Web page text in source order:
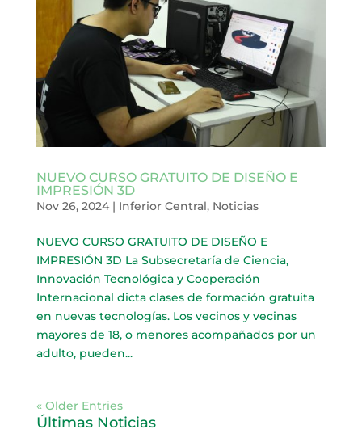
NUEVO CURSO GRATUITO DE DISEÑO E
IMPRESIÓN 3D
Nov 26, 2024| Inferior Central, Noticias
NUEVO CURSO GRATUITO DE DISEÑO E
IMPRESIÓN 3D La Subsecretaría de Ciencia,
Innovación Tecnológica y Cooperación
Internacional dicta clases de formación gratuita
en nuevas tecnologías. Los vecinos y vecinas
mayores de 18, o menores acompañados por un
adulto, pueden...
« Older Entries
Últimas Noticias